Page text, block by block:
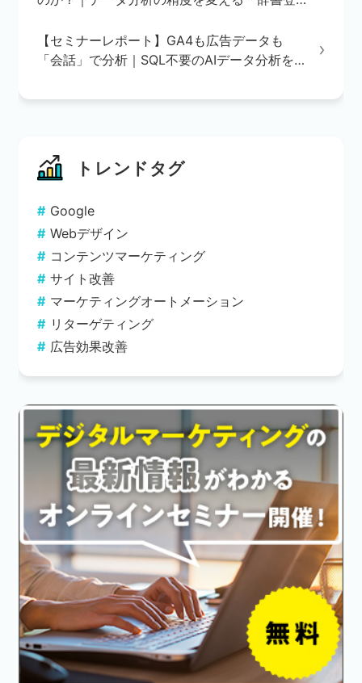
【セミナーレポート】GA4も広告データも
「会話」で分析｜SQL不要のAIデータ分析を
トレンドタグ
Google
Webデザイン
コンテンツマーケティング
サイト改善
マーケティングオートメーション
リターゲティング
広告効果改善